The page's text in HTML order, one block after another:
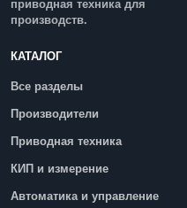
приводная техника для
производств.
КАТАЛОГ
Все разделы
Производители
Приводная техника
КИП и измерение
Автоматика и управление